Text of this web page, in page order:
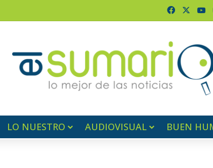
Facebook
LO NUESTRO AUDIOVISUAL BUEN